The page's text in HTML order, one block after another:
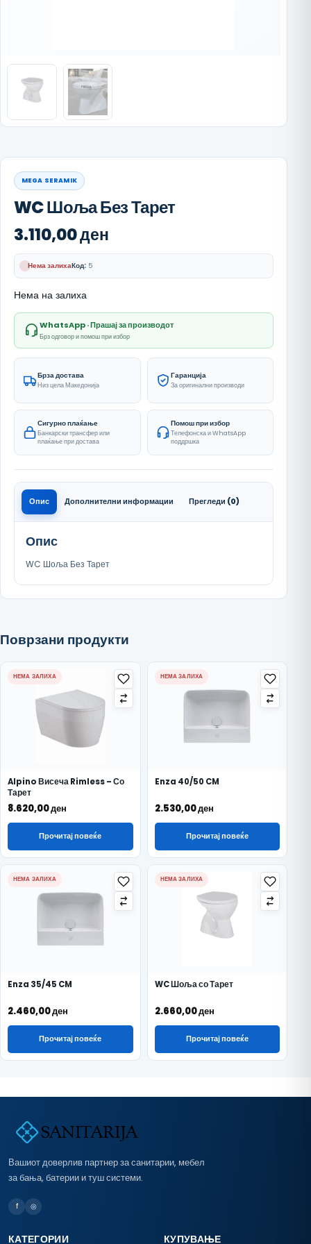
MEGA SERAMIK
WC Шоља Без Тарет
3.110,00ден
Нема залихаКод: 5
Нема на залиха
WhatsApp · Прашај за производот
Брз одговор и помош при избор
Брза достава
Низ цела Македонија
Гаранција
За оригинални производи
Сигурно плаќање
Банкарски трансфер или
плаќање при достава
Помош при избор
Телефонска и WhatsApp
поддршка
Опис Дополнителни информации Прегледи (0)
Опис
WC Шоља Без Тарет
Поврзани продукти
НЕМА ЗАЛИХА
Alpino Висеча Rimless – Со
Тарет
8.620,00ден
Прочитај повеќе
НЕМА ЗАЛИХА
Enza 40/50 CM
2.530,00ден
Прочитај повеќе
НЕМА ЗАЛИХА
Enza 35/45 CM
2.460,00ден
Прочитај повеќе
НЕМА ЗАЛИХА
WC Шоља со Тарет
2.660,00ден
Прочитај повеќе
Вашиот доверлив партнер за санитарии, мебел
за бања, батерии и туш системи.
f ◎
КАТЕГОРИИ КУПУВАЊЕ